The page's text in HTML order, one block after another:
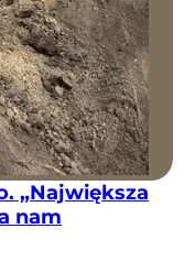
„Największa
nam